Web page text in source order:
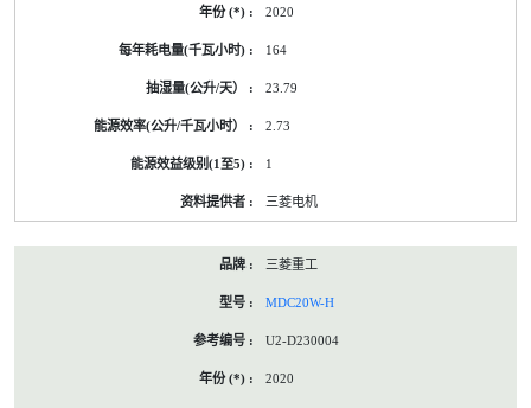
2020
164
23.79
2.73
1
三菱电机
三菱重工
MDC20W-H
U2-D230004
2020